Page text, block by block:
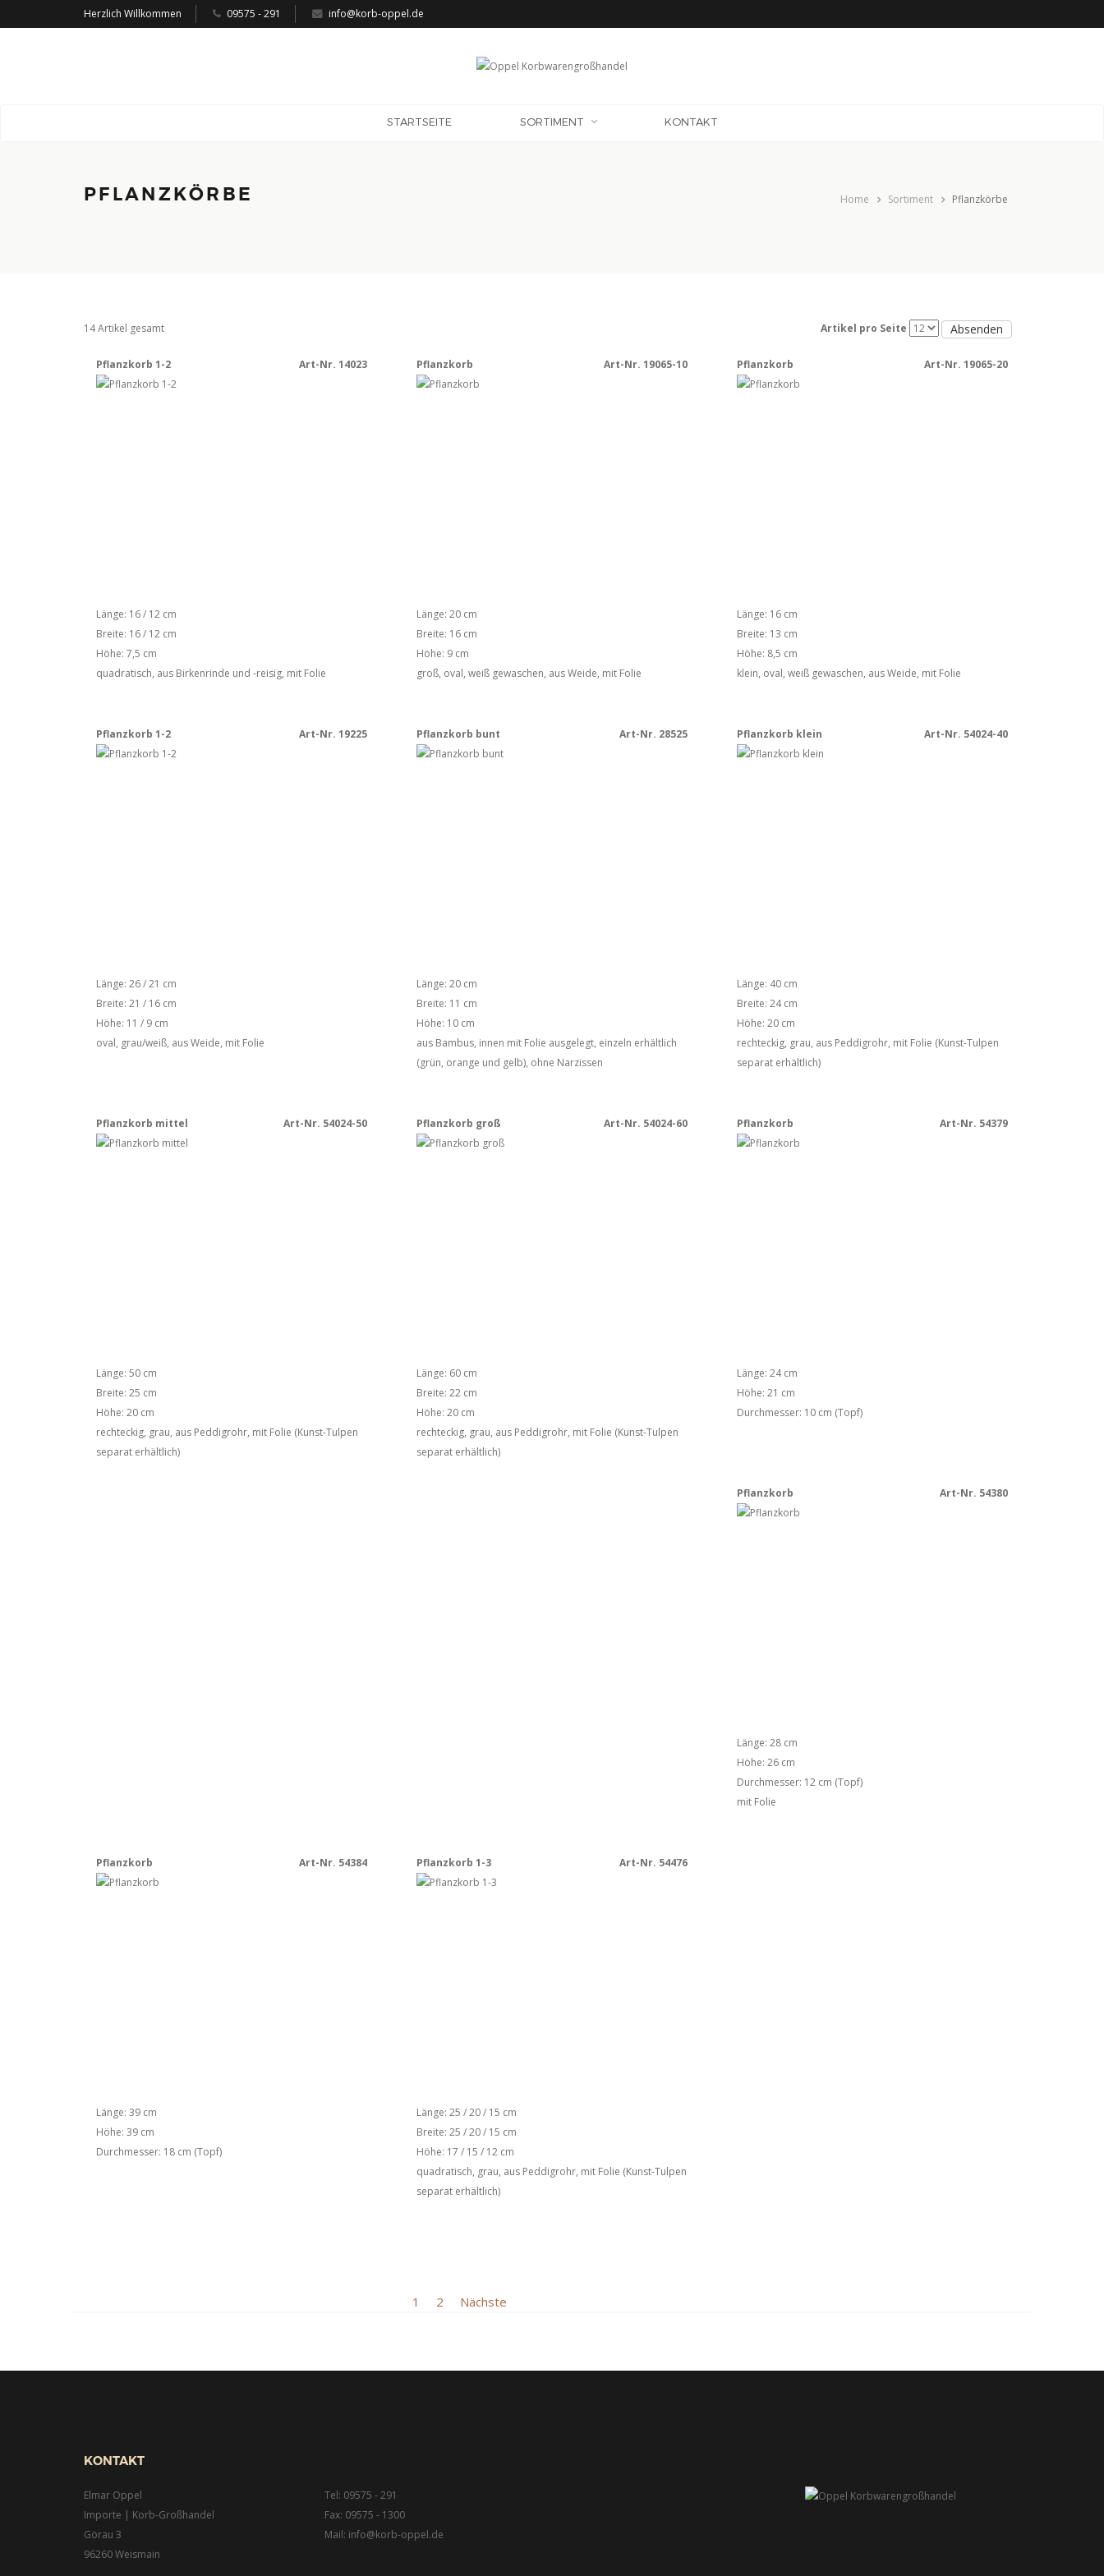
Herzlich Willkommen 09575 - 291 info@korb-oppel.de
STARTSEITE SORTIMENT KONTAKT
PFLANZKÖRBE Home Sortiment Pflanzkörbe
14 Artikel gesamt Artikel pro Seite Absenden
Pflanzkorb 1-2 Art-Nr. 14023
Länge: 16 / 12 cm
Breite: 16 / 12 cm
Höhe: 7,5 cm
quadratisch, aus Birkenrinde und -reisig, mit Folie
Pflanzkorb Art-Nr. 19065-10
Länge: 20 cm
Breite: 16 cm
Höhe: 9 cm
groß, oval, weiß gewaschen, aus Weide, mit Folie
Pflanzkorb Art-Nr. 19065-20
Länge: 16 cm
Breite: 13 cm
Höhe: 8,5 cm
klein, oval, weiß gewaschen, aus Weide, mit Folie
Pflanzkorb 1-2 Art-Nr. 19225
Länge: 26 / 21 cm
Breite: 21 / 16 cm
Höhe: 11 / 9 cm
oval, grau/weiß, aus Weide, mit Folie
Pflanzkorb bunt Art-Nr. 28525
Länge: 20 cm
Breite: 11 cm
Höhe: 10 cm
aus Bambus, innen mit Folie ausgelegt, einzeln erhältlich
(grün, orange und gelb), ohne Narzissen
Pflanzkorb klein Art-Nr. 54024-40
Länge: 40 cm
Breite: 24 cm
Höhe: 20 cm
rechteckig, grau, aus Peddigrohr, mit Folie (Kunst-Tulpen
separat erhältlich)
Pflanzkorb mittel Art-Nr. 54024-50
Länge: 50 cm
Breite: 25 cm
Höhe: 20 cm
rechteckig, grau, aus Peddigrohr, mit Folie (Kunst-Tulpen
separat erhältlich)
Pflanzkorb groß Art-Nr. 54024-60
Länge: 60 cm
Breite: 22 cm
Höhe: 20 cm
rechteckig, grau, aus Peddigrohr, mit Folie (Kunst-Tulpen
separat erhältlich)
Pflanzkorb Art-Nr. 54379
Länge: 24 cm
Höhe: 21 cm
Durchmesser: 10 cm (Topf)
Pflanzkorb Art-Nr. 54380
Länge: 28 cm
Höhe: 26 cm
Durchmesser: 12 cm (Topf)
mit Folie
Pflanzkorb Art-Nr. 54384
Länge: 39 cm
Höhe: 39 cm
Durchmesser: 18 cm (Topf)
Pflanzkorb 1-3 Art-Nr. 54476
Länge: 25 / 20 / 15 cm
Breite: 25 / 20 / 15 cm
Höhe: 17 / 15 / 12 cm
quadratisch, grau, aus Peddigrohr, mit Folie (Kunst-Tulpen
separat erhältlich)
1 2 Nächste
KONTAKT
Elmar Oppel
Importe | Korb-Großhandel
Görau 3
96260 Weismain
Tel: 09575 - 291
Fax: 09575 - 1300
Mail: info@korb-oppel.de